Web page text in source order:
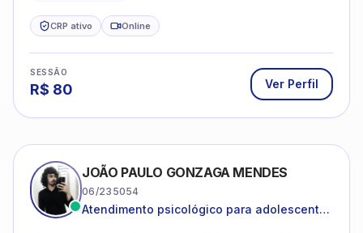
CRP ativo Online
SESSÃO
R$ 80 Ver Perfil
JOÃO PAULO GONZAGA MENDES
06/235054
Atendimento psicológico para adolescentes